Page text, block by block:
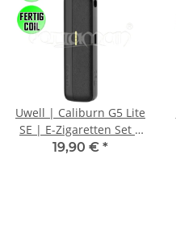
Uwell | Caliburn G5 Lite
SE | E-Zigaretten Set |
Black Leather
19,90 € *